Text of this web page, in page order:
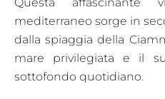
mediterraneo sorge in
dalla spiaggia della
mare privilegiata e il
sottofondo quotidiano.